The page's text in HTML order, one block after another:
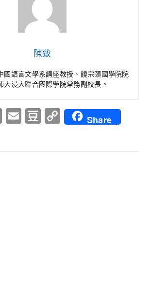
陳致
國語言文學系講座教授、饒宗頤國學院院
大浸大聯合國際學院常務副校長。
Twitter
EmailDouban
CopyShare